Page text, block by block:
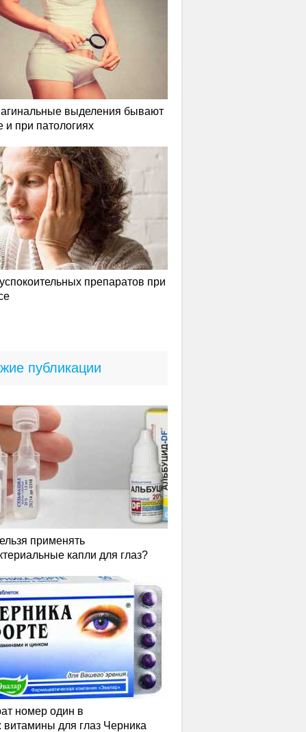
выделения бывают
и при патологиях
препаратов при
публикации
применять
капли для глаз?
номер один в
витамины для глаз Черника